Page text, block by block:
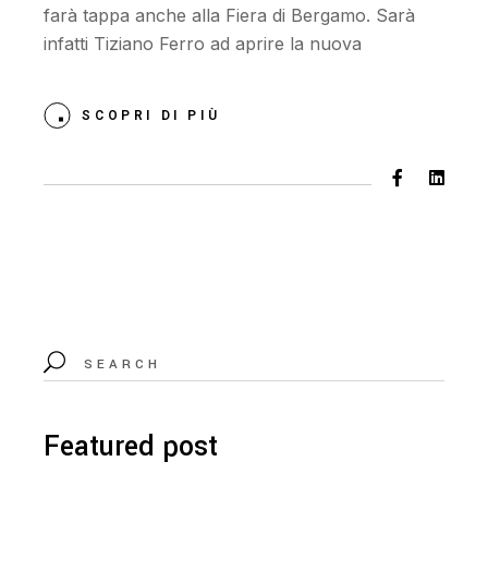
farà tappa anche alla Fiera di Bergamo. Sarà
infatti Tiziano Ferro ad aprire la nuova
SCOPRI DI PIÙ
Featured post